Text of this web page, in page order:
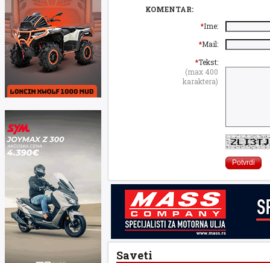
KOMENTAR:
*Ime:
*Mail:
*Tekst:
(max 400
karaktera)
Saveti